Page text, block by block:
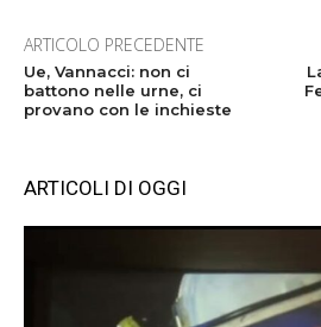
ARTICOLO PRECEDENTE
Ue, Vannacci: non ci
battono nelle urne, ci
provano con le inchieste
ARTICOLI DI OGGI